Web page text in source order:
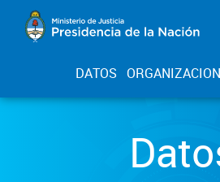
DATOS